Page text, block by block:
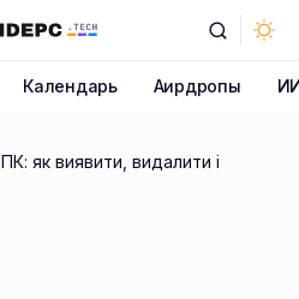
Календарь Аирдропы